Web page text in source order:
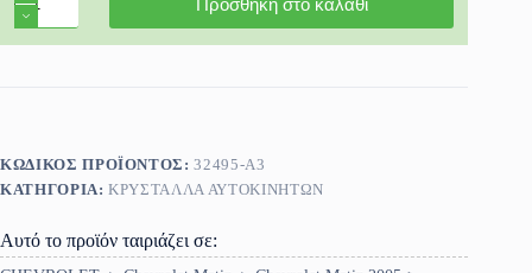
πόρτας
εμπρός
δεξί
Προσθήκη στο καλάθι
ΚΩΔΙΚΌΣ ΠΡΟΪΌΝΤΟΣ:32495-A3
ΚΑΤΗΓΟΡΊΑ:ΚΡΎΣΤΑΛΛΑ ΑΥΤΟΚΙΝΉΤΩΝ
Αυτό το προϊόν ταιριάζει σε: